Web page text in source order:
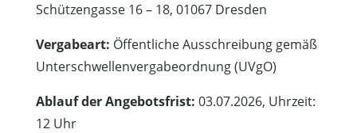
Schützengasse 16 – 18, 01067 Dresden
Vergabeart: Öffentliche Ausschreibung gemäß
Unterschwellenvergabeordnung (UVgO)
Ablauf der Angebotsfrist: 03.07.2026, Uhrzeit:
12 Uhr